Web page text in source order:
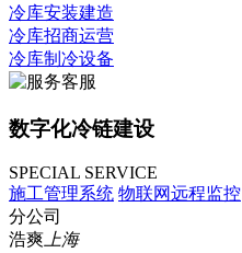
冷库安装建造
冷库招商运营
冷库制冷设备
数字化冷链建设
SPECIAL SERVICE
施工管理系统 物联网远程监控
分公司
浩爽上海